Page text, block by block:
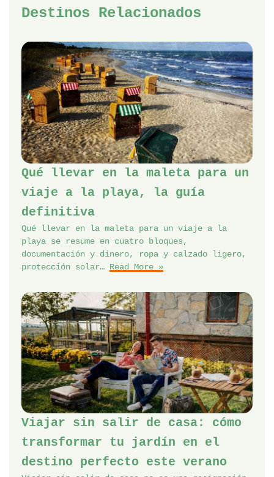
Destinos Relacionados
Qué llevar en la maleta para un
viaje a la playa, la guía
definitiva
Qué llevar en la maleta para un viaje a la
playa se resume en cuatro bloques,
documentación y dinero, ropa y calzado ligero,
protección solar… Read More »
Viajar sin salir de casa: cómo
transformar tu jardín en el
destino perfecto este verano